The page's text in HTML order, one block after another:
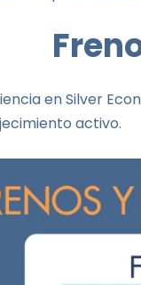
en Silver
activo.